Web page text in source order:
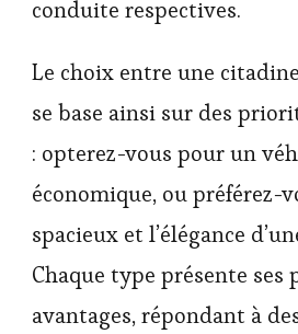
conduite respectives.
Le choix entre une
se base ainsi sur des
: opterez-vous pour un
économique, ou préférez-
spacieux et l’élégance
Chaque type présente ses
avantages, répondant à